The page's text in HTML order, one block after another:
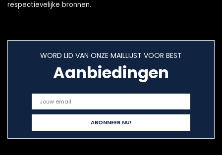
respectievelijke bronnen.
WORD LID VAN ONZE MAILLIJST VOOR BEST
Aanbiedingen